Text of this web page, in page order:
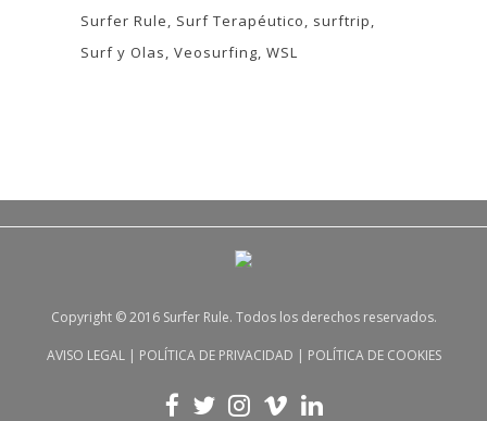
Surfer Rule
Surf Terapéutico
surftrip
Surf y Olas Veosurfing WSL
Copyright © 2016 Surfer Rule. Todos los derechos reservados.
AVISO LEGAL| POLÍTICA DE PRIVACIDAD | POLÍTICA DE COOKIES